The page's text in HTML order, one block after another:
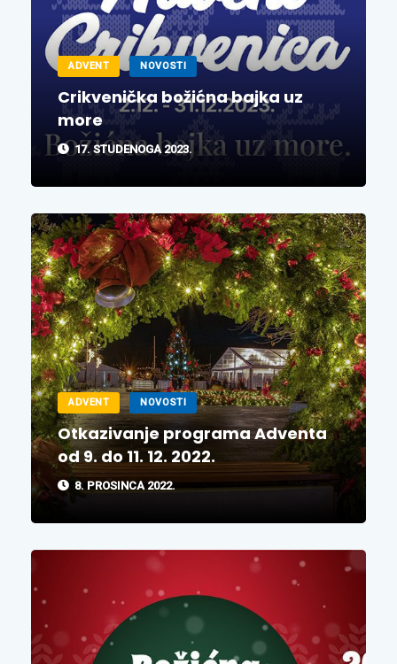
ADVENT NOVOSTI
Crikvenička božićna bajka uz
more
17. STUDENOGA 2023.
ADVENT NOVOSTI
Otkazivanje programa Adventa
od 9. do 11. 12. 2022.
8. PROSINCA 2022.